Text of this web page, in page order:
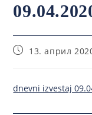
13. април
dnevni izvestaj